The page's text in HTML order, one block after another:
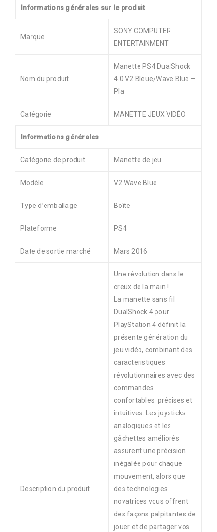
Informations générales sur le produit
Marque
SONY COMPUTER
ENTERTAINMENT
Nom du produit
Manette PS4 DualShock
4.0 V2 Bleue/Wave Blue –
Pla
Catégorie MANETTE JEUX VIDÉO
Informations générales
Catégorie de produit Manette de jeu
Modèle V2 Wave Blue
Type d’emballage Boîte
Plateforme PS4
Date de sortie marché Mars 2016
Description du produit
Une révolution dans le
creux de la main !
La manette sans fil
DualShock 4 pour
PlayStation 4 définit la
présente génération du
jeu vidéo, combinant des
caractéristiques
révolutionnaires avec des
commandes
confortables, précises et
intuitives. Les joysticks
analogiques et les
gâchettes améliorés
assurent une précision
inégalée pour chaque
mouvement, alors que
des technologies
novatrices vous offrent
des façons palpitantes de
jouer et de partager vos